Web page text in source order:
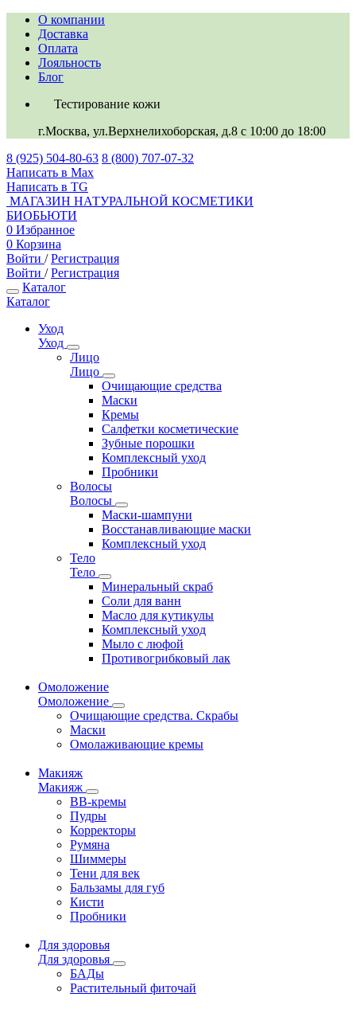
О компании
Доставка
Оплата
Лояльность
Блог
Тестирование кожи
г.Москва, ул.Верхнелихоборская, д.8 c 10:00 до 18:00
8 (925) 504-80-63 8 (800) 707-07-32
Написать в Max
Написать в TG
МАГАЗИН НАТУРАЛЬНОЙ КОСМЕТИКИ
БИОБЬЮТИ
0 Избранное
0 Корзина
Войти / Регистрация
Войти / Регистрация
Каталог
Каталог
Уход
Уход
Лицо
Лицо
Очищающие средства
Маски
Кремы
Салфетки косметические
Зубные порошки
Комплексный уход
Пробники
Волосы
Волосы
Маски-шампуни
Восстанавливающие маски
Комплексный уход
Тело
Тело
Минеральный скраб
Соли для ванн
Масло для кутикулы
Комплексный уход
Мыло с люфой
Противогрибковый лак
Омоложение
Омоложение
Очищающие средства. Скрабы
Маски
Омолаживающие кремы
Макияж
Макияж
ВВ-кремы
Пудры
Корректоры
Румяна
Шиммеры
Тени для век
Бальзамы для губ
Кисти
Пробники
Для здоровья
Для здоровья
БАДы
Растительный фиточай